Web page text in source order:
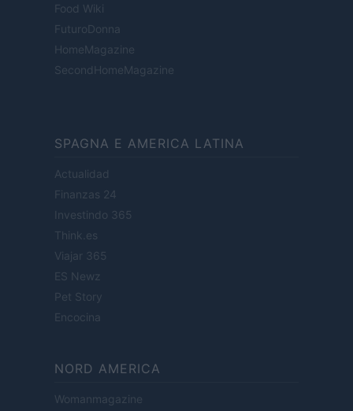
Food Wiki
FuturoDonna
HomeMagazine
SecondHomeMagazine
SPAGNA E AMERICA LATINA
Actualidad
Finanzas 24
Investindo 365
Think.es
Viajar 365
ES Newz
Pet Story
Encocina
NORD AMERICA
Womanmagazine